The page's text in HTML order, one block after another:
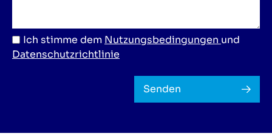
Ich stimme dem Nutzungsbedingungen und
Datenschutzrichtlinie
Senden